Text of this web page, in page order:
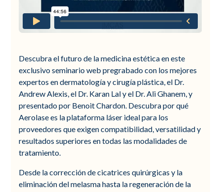
Descubra el futuro de la medicina estética en este
exclusivo seminario web pregrabado con los mejores
expertos en dermatología y cirugía plástica, el Dr.
Andrew Alexis, el Dr. Karan Lal y el Dr. Ali Ghanem, y
presentado por Benoit Chardon. Descubra por qué
Aerolase es la plataforma láser ideal para los
proveedores que exigen compatibilidad, versatilidad y
resultados superiores en todas las modalidades de
tratamiento.
Desde la corrección de cicatrices quirúrgicas y la
eliminación del melasma hasta la regeneración de la